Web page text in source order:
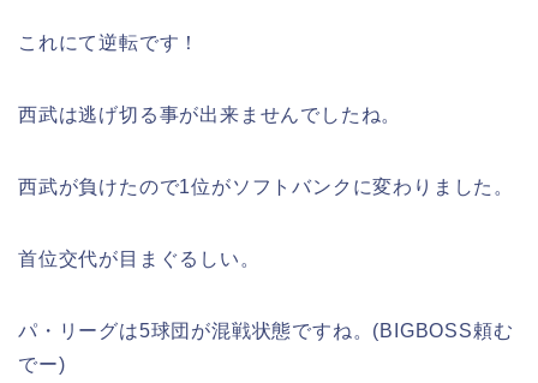
これにて逆転です！
西武は逃げ切る事が出来ませんでしたね。
西武が負けたので1位がソフトバンクに変わりました。
首位交代が目まぐるしい。
パ・リーグは5球団が混戦状態ですね。(BIGBOSS頼む
でー)